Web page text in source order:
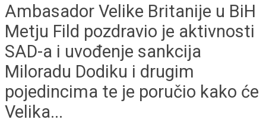
Ambasador Velike Britanije u BiH
Metju Fild pozdravio je aktivnosti
SAD-a i uvođenje sankcija
Miloradu Dodiku i drugim
pojedincima te je poručio kako će
Velika...